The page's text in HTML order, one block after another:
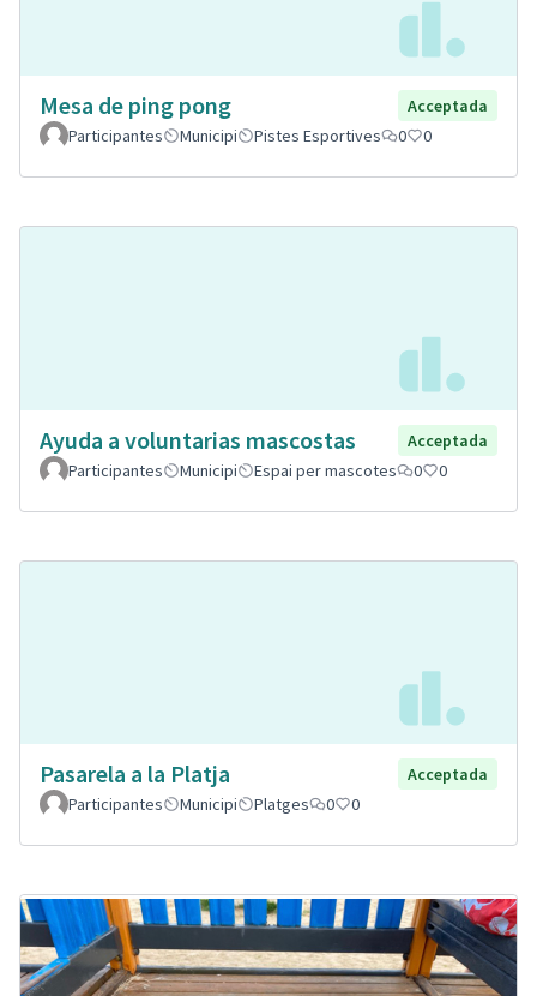
Mesa de ping pong
Acceptada
Participantes
Municipi Pistes Esportives 0 0
Ayuda a voluntarias mascostas
Acceptada
Participantes
Municipi Espai per mascotes 0 0
Pasarela a la Platja
Acceptada
Participantes
Municipi Platges 0 0